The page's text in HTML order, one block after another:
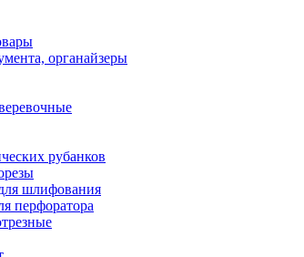
органайзеры
рубанков
шлифования
перфоратора